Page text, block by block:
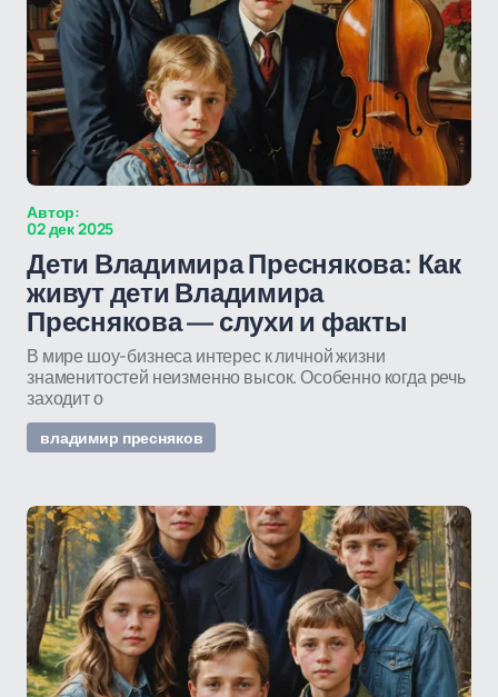
Автор:
02 дек 2025
Дети Владимира Преснякова: Как
живут дети Владимира
Преснякова — слухи и факты
В мире шоу-бизнеса интерес к личной жизни
знаменитостей неизменно высок. Особенно когда речь
заходит о
владимир пресняков